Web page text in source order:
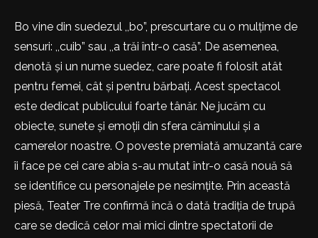
Bo vine din suedezul ,,bo”, prescurtare cu o mulțime de
sensuri: ,,cuib” sau ,,a trăi într-o casă”. De asemenea,
denotă și un nume suedez, care poate fi folosit atât
pentru femei, cât și pentru bărbați. Acest spectacol
este dedicat publicului foarte tânăr. Ne jucăm cu
obiecte, sunete și emoții din sfera căminului și a
camerelor noastre. O poveste premiată amuzantă care
îi face pe cei care abia s-au mutat într-o casă nouă să
se identifice cu personajele pe nesimțite. Prin această
piesă, Teater Tre confirmă încă o dată tradiția de trupă
care se dedică celor mai mici dintre spectatorii de